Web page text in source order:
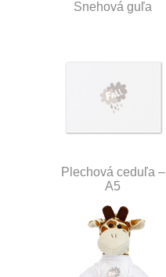
Snehová guľa
Plechová ceduľa –
A5